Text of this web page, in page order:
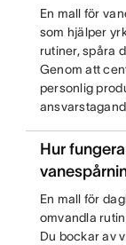
En mall för
som hjälper
rutiner, spåra
Genom att
personlig
Hur
En mall för
omvandla
Du bockar av